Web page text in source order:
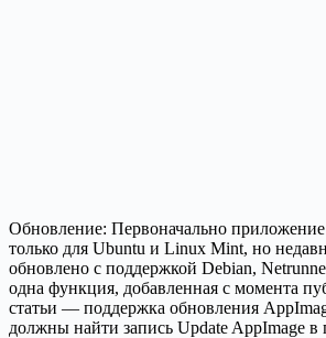
Обновление: Первоначально приложение
только для Ubuntu и Linux Mint, но
обновлено с поддержкой Debian,
одна функция, добавленная с момента
статьи — поддержка обновления
должны найти запись Update AppImage в